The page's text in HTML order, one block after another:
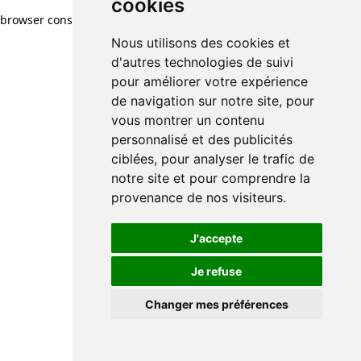
cookies
Nous utilisons des cookies et
d'autres technologies de suivi
pour améliorer votre expérience
de navigation sur notre site, pour
vous montrer un contenu
personnalisé et des publicités
ciblées, pour analyser le trafic de
notre site et pour comprendre la
provenance de nos visiteurs.
J'accepte
Je refuse
Changer mes préférences
browser console for more information)